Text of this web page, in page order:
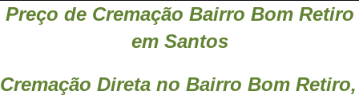
Preço de Cremação Bairro Bom Retiro
em Santos
Cremação Direta no Bairro Bom Retiro,